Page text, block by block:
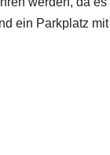
ein Parkplatz